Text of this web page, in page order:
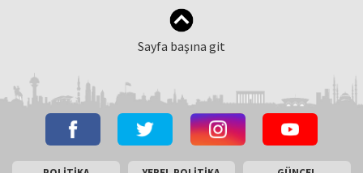
Sayfa başına git